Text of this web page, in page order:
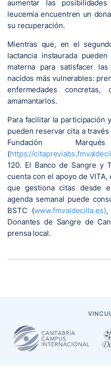
aumentar las
leucemia encuentren un
su recuperación.
Mientras que, en el
lactancia instaurada
materna para satisfacer
nacidos más vulnerables:
enfermedades
amamantarlos.
Para facilitar la participación
pueden reservar cita a
Fundación
(https://
120. El Banco de Sangre y
cuenta con el apoyo de
que gestiona citas desde
agenda semanal puede
BSTC (www.fmvaldecilla.es),
Donantes de Sangre de
prensa local.